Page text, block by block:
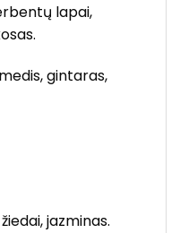
lapai,
gintaras,
jazminas.